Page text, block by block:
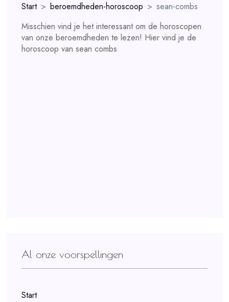
Start beroemdheden-horoscoop
sean-combs
Misschien vind je het interessant om de horoscopen
van onze beroemdheden te lezen! Hier vind je de
horoscoop van sean combs
Al onze voorspellingen
Start